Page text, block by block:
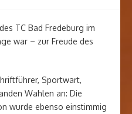
TC Bad Fredeburg im
war – zur Freude des
Sportwart,
Wahlen an: Die
wurde ebenso einstimmig